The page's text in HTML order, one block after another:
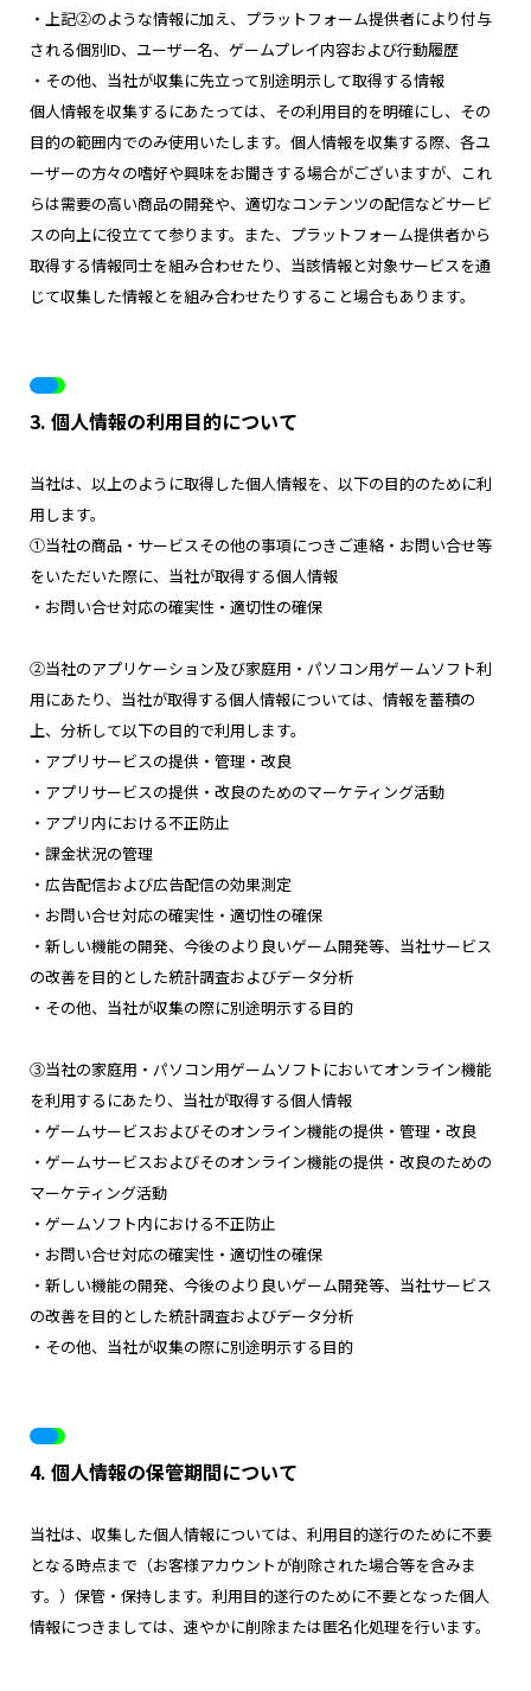
・上記②のような情報に加え、プラットフォーム提供者により付与
される個別ID、ユーザー名、ゲームプレイ内容および行動履歴
・その他、当社が収集に先立って別途明示して取得する情報
個人情報を収集するにあたっては、その利用目的を明確にし、その
目的の範囲内でのみ使用いたします。個人情報を収集する際、各ユ
ーザーの方々の嗜好や興味をお聞きする場合がございますが、これ
らは需要の高い商品の開発や、適切なコンテンツの配信などサービ
スの向上に役立てて参ります。また、プラットフォーム提供者から
取得する情報同士を組み合わせたり、当該情報と対象サービスを通
じて収集した情報とを組み合わせたりすること場合もあります。
3. 個人情報の利用目的について
当社は、以上のように取得した個人情報を、以下の目的のために利
用します。
①当社の商品・サービスその他の事項につきご連絡・お問い合せ等
をいただいた際に、当社が取得する個人情報
・お問い合せ対応の確実性・適切性の確保
②当社のアプリケーション及び家庭用・パソコン用ゲームソフト利
用にあたり、当社が取得する個人情報については、情報を蓄積の
上、分析して以下の目的で利用します。
・アプリサービスの提供・管理・改良
・アプリサービスの提供・改良のためのマーケティング活動
・アプリ内における不正防止
・課金状況の管理
・広告配信および広告配信の効果測定
・お問い合せ対応の確実性・適切性の確保
・新しい機能の開発、今後のより良いゲーム開発等、当社サービス
の改善を目的とした統計調査およびデータ分析
・その他、当社が収集の際に別途明示する目的
③当社の家庭用・パソコン用ゲームソフトにおいてオンライン機能
を利用するにあたり、当社が取得する個人情報
・ゲームサービスおよびそのオンライン機能の提供・管理・改良
・ゲームサービスおよびそのオンライン機能の提供・改良のための
マーケティング活動
・ゲームソフト内における不正防止
・お問い合せ対応の確実性・適切性の確保
・新しい機能の開発、今後のより良いゲーム開発等、当社サービス
の改善を目的とした統計調査およびデータ分析
・その他、当社が収集の際に別途明示する目的
4. 個人情報の保管期間について
当社は、収集した個人情報については、利用目的遂行のために不要
となる時点まで（お客様アカウントが削除された場合等を含みま
す。）保管・保持します。利用目的遂行のために不要となった個人
情報につきましては、速やかに削除または匿名化処理を行います。